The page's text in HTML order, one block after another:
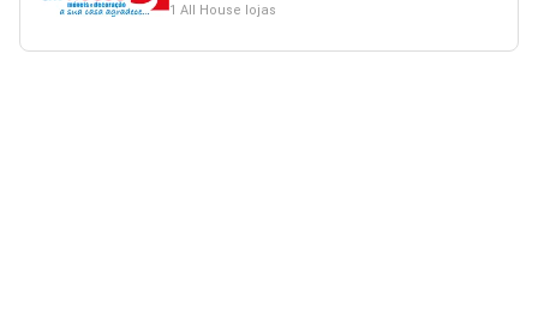
1 All House lojas